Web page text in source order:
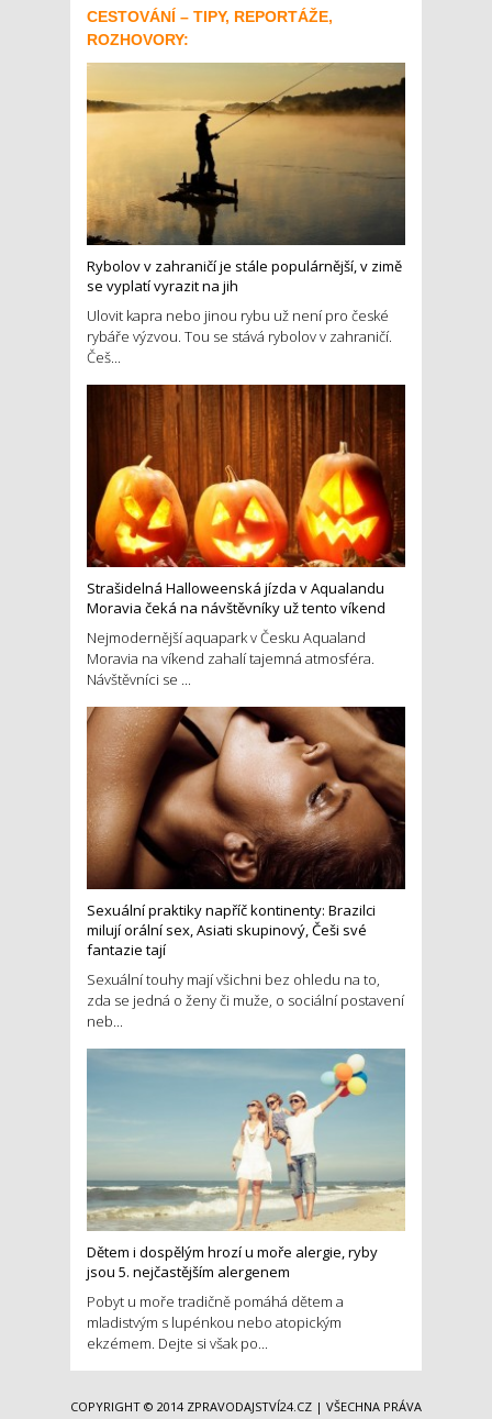
CESTOVÁNÍ – TIPY, REPORTÁŽE,
ROZHOVORY:
Rybolov v zahraničí je stále populárnější, v zimě
se vyplatí vyrazit na jih
Ulovit kapra nebo jinou rybu už není pro české
rybáře výzvou. Tou se stává rybolov v zahraničí.
Češ...
Strašidelná Halloweenská jízda v Aqualandu
Moravia čeká na návštěvníky už tento víkend
Nejmodernější aquapark v Česku Aqualand
Moravia na víkend zahalí tajemná atmosféra.
Návštěvníci se ...
Sexuální praktiky napříč kontinenty: Brazilci
milují orální sex, Asiati skupinový, Češi své
fantazie tají
Sexuální touhy mají všichni bez ohledu na to,
zda se jedná o ženy či muže, o sociální postavení
neb...
Dětem i dospělým hrozí u moře alergie, ryby
jsou 5. nejčastějším alergenem
Pobyt u moře tradičně pomáhá dětem a
mladistvým s lupénkou nebo atopickým
ekzémem. Dejte si však po...
COPYRIGHT © 2014 ZPRAVODAJSTVÍ24.CZ | VŠECHNA PRÁVA